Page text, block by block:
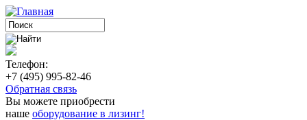
Телефон:
+7 (495) 995-82-46
Обратная связь
Вы можете приобрести
наше оборудование в лизинг!